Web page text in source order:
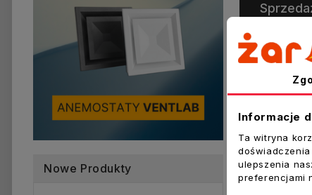
Nowe Produkty
Informacje
Ta witryna
ulepszenia
preferencjami